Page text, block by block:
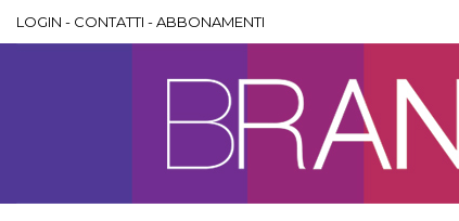
LOGIN - CONTATTI -ABBONAMENTI